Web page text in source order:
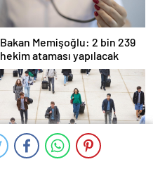
Bakan Memişoğlu: 2 bin 239
hekim ataması yapılacak